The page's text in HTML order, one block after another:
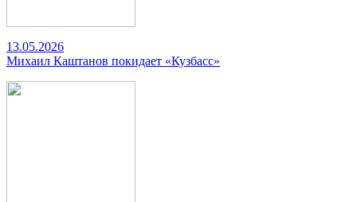
13.05.2026
Михаил Каштанов покидает «Кузбасс»